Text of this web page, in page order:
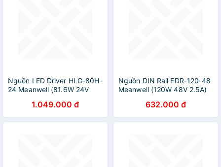
Nguồn LED Driver HLG-80H-
24 Meanwell (81.6W 24V
1.049.000 đ
Nguồn DIN Rail EDR-120-48
Meanwell (120W 48V 2.5A)
632.000 đ